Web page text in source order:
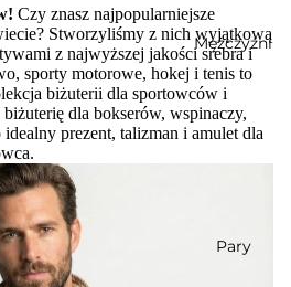
Mężczyźni
Pary
Czy znasz najpopularniejsze
Stworzyliśmy z nich wyjątkową
z najwyższej jakości srebra i
sporty motorowe, hokej i tenis to
biżuterii dla sportowców i
dla bokserów, wspinaczy,
prezent, talizman i amulet dla